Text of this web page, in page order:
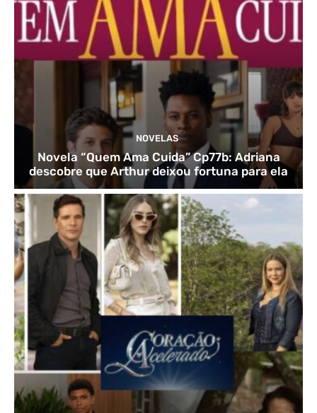
NOVELAS
Novela “Quem Ama Cuida” Cp77b: Adriana
descobre que Arthur deixou fortuna para ela